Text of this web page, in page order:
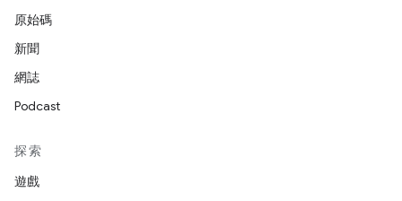
原始碼
新聞
網誌
Podcast
探索
遊戲